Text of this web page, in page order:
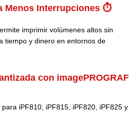
Menos Interrupciones ⏱️
imprimir volúmenes altos sin
tiempo y dinero en entornos de
con imagePROGRAF
iPF810, iPF815, iPF820, iPF825 y